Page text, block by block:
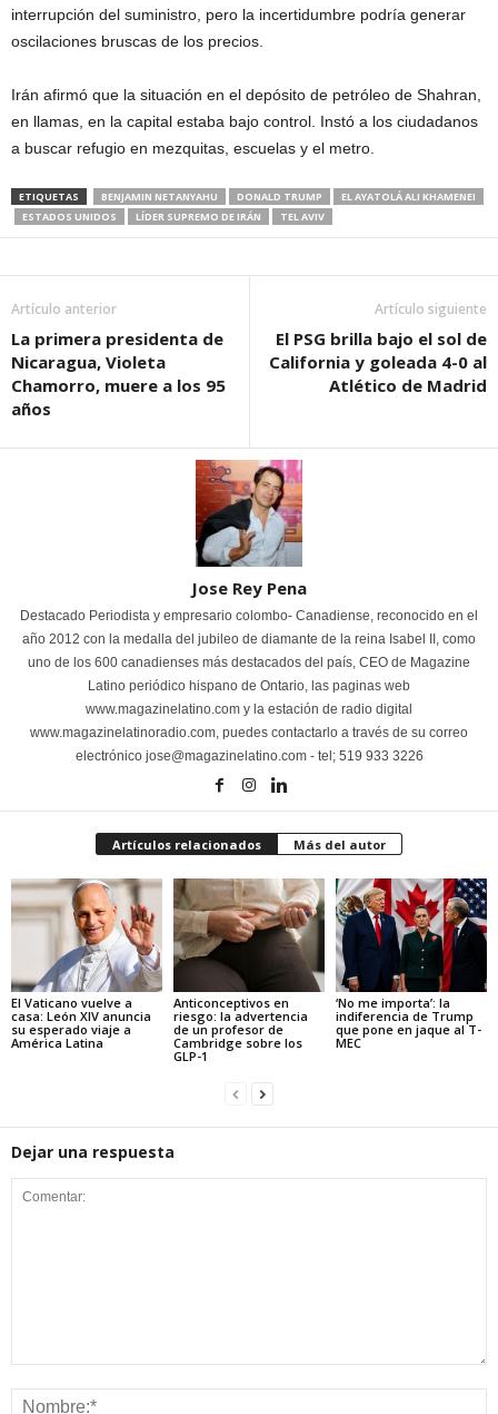
interrupción del suministro, pero la incertidumbre podría generar
oscilaciones bruscas de los precios.
Irán afirmó que la situación en el depósito de petróleo de Shahran,
en llamas, en la capital estaba bajo control. Instó a los ciudadanos
a buscar refugio en mezquitas, escuelas y el metro.
ETIQUETAS BENJAMIN NETANYAHU DONALD TRUMP
EL AYATOLÁ ALI KHAMENEI
ESTADOS UNIDOS
LÍDER SUPREMO DE IRÁN TEL AVIV
Artículo anterior
La primera presidenta de
Nicaragua, Violeta
Chamorro, muere a los 95
años
Artículo siguiente
El PSG brilla bajo el sol de
California y goleada 4-0 al
Atlético de Madrid
Jose Rey Pena
Destacado Periodista y empresario colombo- Canadiense, reconocido en el
año 2012 con la medalla del jubileo de diamante de la reina Isabel II, como
uno de los 600 canadienses más destacados del país, CEO de Magazine
Latino periódico hispano de Ontario, las paginas web
www.magazinelatino.com y la estación de radio digital
www.magazinelatinoradio.com, puedes contactarlo a través de su correo
electrónico jose@magazinelatino.com - tel; 519 933 3226
Artículos relacionados Más del autor
El Vaticano vuelve a
casa: León XIV anuncia
su esperado viaje a
América Latina
Anticonceptivos en
riesgo: la advertencia
de un profesor de
Cambridge sobre los
GLP-1
‘No me importa’: la
indiferencia de Trump
que pone en jaque al T-
MEC
Dejar una respuesta